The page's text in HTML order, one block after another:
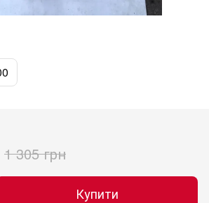
1 305 грн
Купити